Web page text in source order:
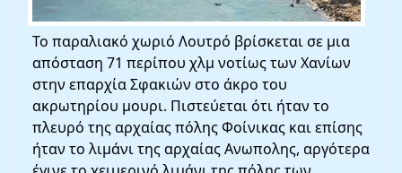
Το παραλιακό χωριό Λουτρό βρίσκεται σε μια
απόσταση 71 περίπου χλμ νοτίως των Χανίων
στην επαρχία Σφακιών στο άκρο του
ακρωτηρίου μουρι. Πιστεύεται ότι ήταν το
πλευρό της αρχαίας πόλης Φοίνικας και επίσης
ήταν το λιμάνι της αρχαίας Ανωπολης, αργότερα